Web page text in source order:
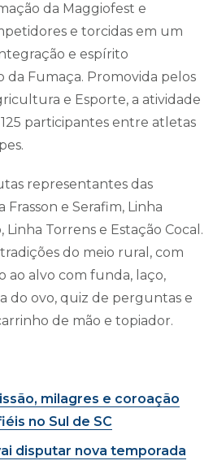
da Maggiofest e
e torcidas em um
e espírito
Fumaça. Promovida pelos
e Esporte, a atividade
participantes entre atletas
representantes das
e Serafim, Linha
Linha Torrens e Estação Cocal.
do meio rural, com
ao alvo com funda, laço,
do ovo, quiz de perguntas e
de mão e topiador.
milagres e coroação
no Sul de SC
disputar nova temporada